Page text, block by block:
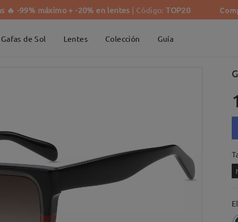
🔥 -99% máximo + -20% en lentes | Código:TOP20
Gafas de Sol Lentes Colección Guía